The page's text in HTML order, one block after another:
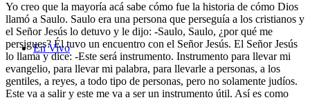
En Vivo
Yo creo que la mayoría acá sabe cómo fue la historia de cómo Dios
llamó a Saulo. Saulo era una persona que perseguía a los cristianos y
el Señor Jesús lo detuvo y le dijo: -Saulo, Saulo, ¿por qué me
persigues? Él tuvo un encuentro con el Señor Jesús. El Señor Jesús
lo llama y dice: -Este será instrumento. Instrumento para llevar mi
evangelio, para llevar mi palabra, para llevarle a personas, a los
gentiles, a reyes, a todo tipo de personas, pero no solamente judíos.
Este va a salir y este me va a ser un instrumento útil. Así es como